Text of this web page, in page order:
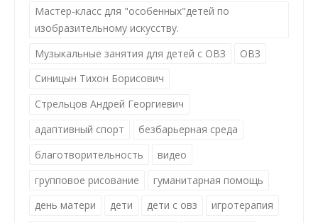
Мастер-класс для "особенных"детей по
изобразительному искусству.
Музыкальные занятия для детей с ОВЗ
ОВЗ
Синицын Тихон Борисович
Стрельцов Андрей Георгиевич
адаптивный спорт
безбарьерная среда
благотворительность
видео
групповое рисование
гуманитарная помощь
день матери
дети дети с овз
игротерапия